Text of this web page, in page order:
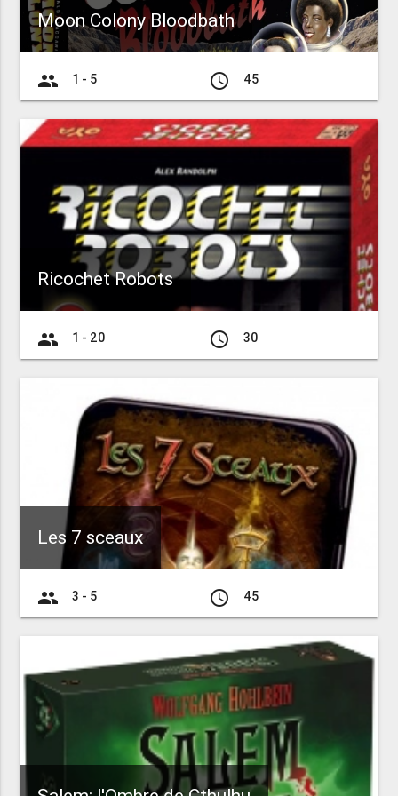
Moon Colony Bloodbath
group 1 - 5 access_time 45
Ricochet Robots
group 1 - 20 access_time 30
Les 7 sceaux
group 3 - 5 access_time 45